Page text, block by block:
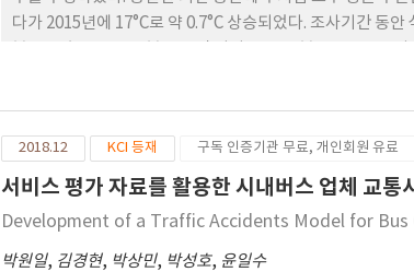
measurement of upper extremity use in Korean
다가 2015년에 17°C로 약 0.7°C 상승되었다. 조사기간 동
으며, Y1지점은 850~29,725 cells·mL-1, Y2지점은
22%였다. 남조류의 전체속의 우점빈도는 17%였고, Y1지
빈도가 6%였고, Y1지점이 7%로 하류인 Y2지점보다 2%
비율이 더 높게 나타난 것을 볼 수 있었다. 본 연구는 식물
죽산보의 특성에 대해 신뢰성 있는 데이터를 제공하기 위해
2018.12 KCI 등재 구독 인증기관 무료, 개인회원 유료
서비스 평가 자료를 활용한 시내버스 업체 교
Development of a Traffic Accidents Model for
박원일, 김경현, 박상민, 박성호, 윤일수